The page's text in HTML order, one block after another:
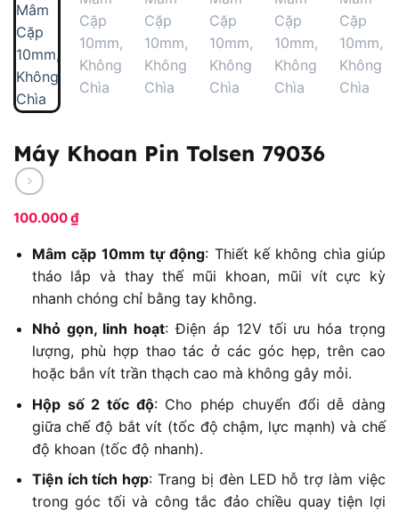
Máy Khoan Pin Tolsen 79036
100.000₫
Mâm cặp 10mm tự động: Thiết kế không chìa giúp
tháo lắp và thay thế mũi khoan, mũi vít cực kỳ
nhanh chóng chỉ bằng tay không.
Nhỏ gọn, linh hoạt: Điện áp 12V tối ưu hóa trọng
lượng, phù hợp thao tác ở các góc hẹp, trên cao
hoặc bắn vít trần thạch cao mà không gây mỏi.
Hộp số 2 tốc độ: Cho phép chuyển đổi dễ dàng
giữa chế độ bắt vít (tốc độ chậm, lực mạnh) và chế
độ khoan (tốc độ nhanh).
Tiện ích tích hợp: Trang bị đèn LED hỗ trợ làm việc
trong góc tối và công tắc đảo chiều quay tiện lợi